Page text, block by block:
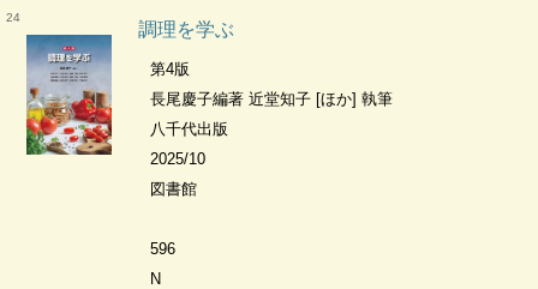
24
調理を学ぶ
第4版
長尾慶子編著 近堂知子 [ほか] 執筆
八千代出版
2025/10
図書館
596
N